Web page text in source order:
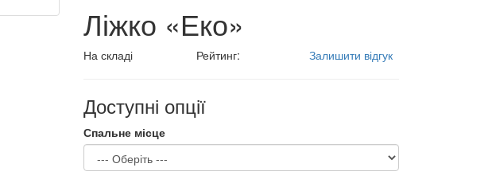
Ліжко «Еко»
На складі Рейтинг: Залишити відгук
Доступні опції
Спальне місце